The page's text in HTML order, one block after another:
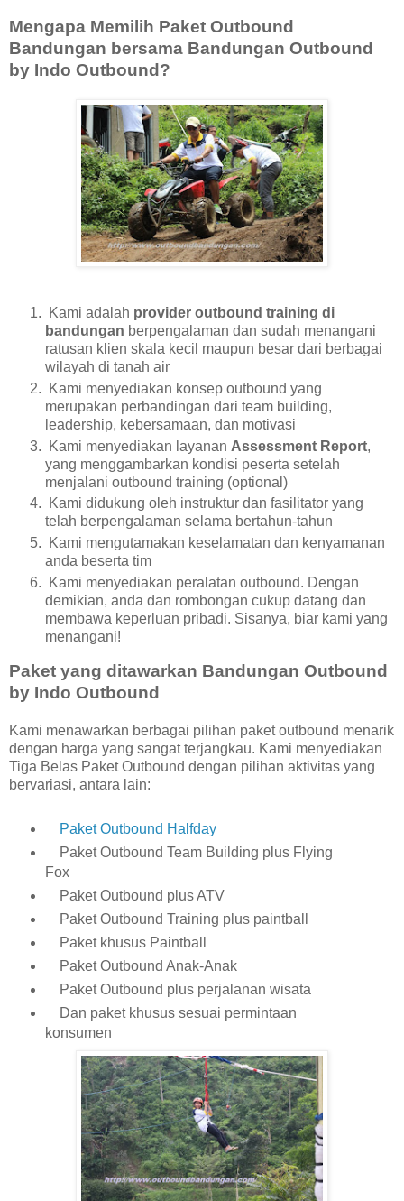
Mengapa Memilih Paket Outbound
Bandungan bersama Bandungan Outbound
by Indo Outbound?
Kami adalah provider outbound training di
bandungan berpengalaman dan sudah menangani
ratusan klien skala kecil maupun besar dari berbagai
wilayah di tanah air
Kami menyediakan konsep outbound yang
merupakan perbandingan dari team building,
leadership, kebersamaan, dan motivasi
Kami menyediakan layanan Assessment Report,
yang menggambarkan kondisi peserta setelah
menjalani outbound training (optional)
Kami didukung oleh instruktur dan fasilitator yang
telah berpengalaman selama bertahun-tahun
Kami mengutamakan keselamatan dan kenyamanan
anda beserta tim
Kami menyediakan peralatan outbound. Dengan
demikian, anda dan rombongan cukup datang dan
membawa keperluan pribadi. Sisanya, biar kami yang
menangani!
Paket yang ditawarkan Bandungan Outbound
by Indo Outbound
Kami menawarkan berbagai pilihan paket outbound menarik
dengan harga yang sangat terjangkau. Kami menyediakan
Tiga Belas Paket Outbound dengan pilihan aktivitas yang
bervariasi, antara lain:
Paket Outbound Halfday
Paket Outbound Team Building plus Flying
Fox
Paket Outbound plus ATV
Paket Outbound Training plus paintball
Paket khusus Paintball
Paket Outbound Anak-Anak
Paket Outbound plus perjalanan wisata
Dan paket khusus sesuai permintaan
konsumen